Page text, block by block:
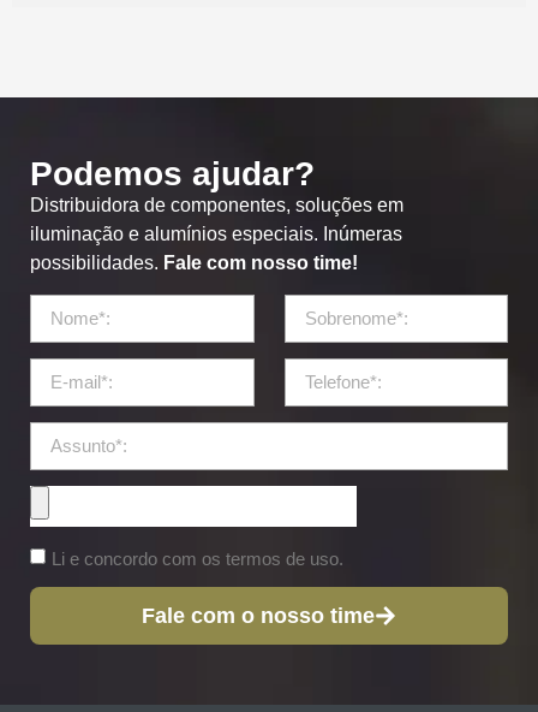
Podemos ajudar?
Distribuidora de componentes, soluções em
iluminação e alumínios especiais. Inúmeras
possibilidades. Fale com nosso time!
Li e concordo com os termos de uso.
Fale com o nosso time